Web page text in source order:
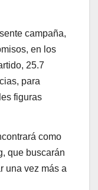
campaña,
en los
25.7
para
figuras
como
que buscarán
una vez más a